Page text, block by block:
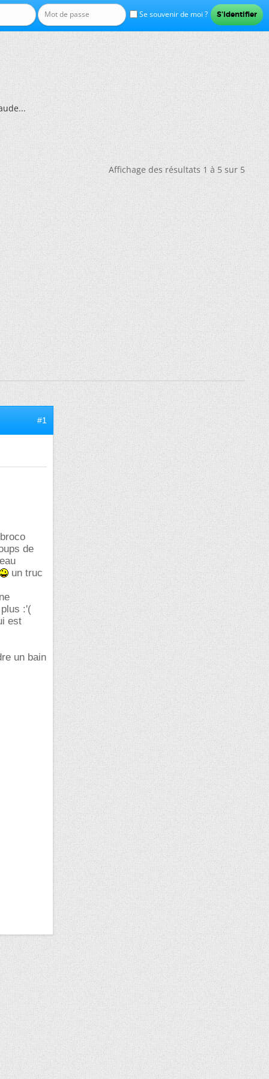
Se souvenir de moi ?
Affichage des résultats 1 à 5 sur 5
#1
de
un truc
:'(
est
un bain